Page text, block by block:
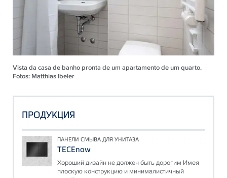
Vista da casa de banho pronta de um apartamento de um quarto.
Fotos: Matthias Ibeler
ПРОДУКЦИЯ
ПАНЕЛИ СМЫВА ДЛЯ УНИТАЗА
TECEnow
Хороший дизайн не должен быть дорогим Имея
плоскую конструкцию и минималистичный